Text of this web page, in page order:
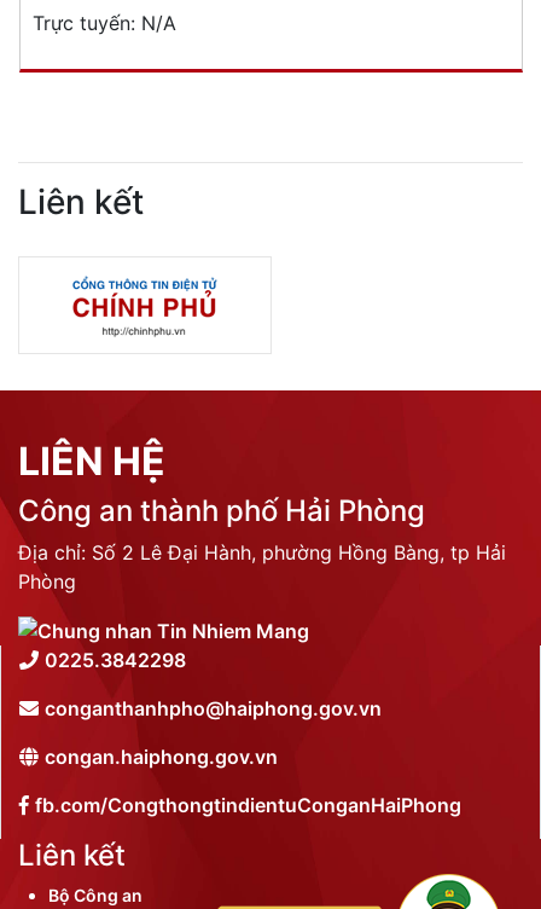
Trực tuyến: N/A
Liên kết
LIÊN HỆ
Công an thành phố Hải Phòng
Địa chỉ: Số 2 Lê Đại Hành, phường Hồng Bàng, tp Hải
Phòng
0225.3842298
conganthanhpho@haiphong.gov.vn
congan.haiphong.gov.vn
fb.com/CongthongtindientuConganHaiPhong
Liên kết
Bộ Công an